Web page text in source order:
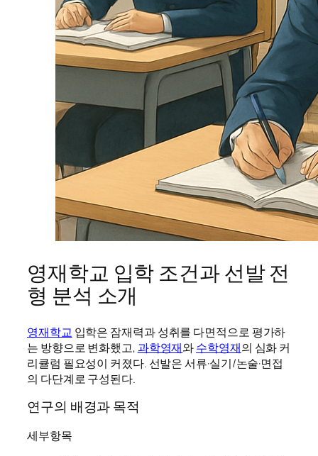
영재학교 입학 조건과 선발 전
형 분석 소개
영재학교 입학은 잠재력과 성취를 다면적으로 평가하
는 방향으로 변화했고,과학영재와수학영재의 심화 커
리큘럼 필요성이 커졌다. 선발은 서류·실기/논술·면접
의 다단계로 구성된다.
연구의 배경과 목적
세부항목